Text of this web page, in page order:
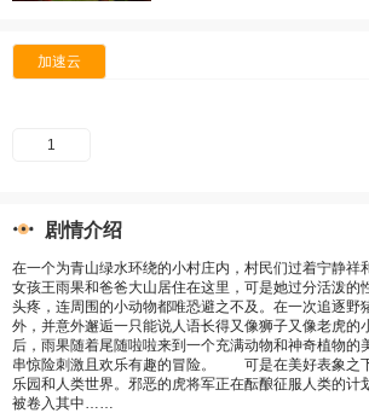
加速云
1
剧情介绍
在一个为青山绿水环绕的小村庄内，村民们过着宁静祥
女孩王雨果和爸爸大山居住在这里，可是她过分活泼的
头疼，连周围的小动物都唯恐避之不及。在一次追逐野
外，并意外邂逅一只能说人语长得又像狮子又像老虎
后，雨果随着尾随啦啦来到一个充满动物和神奇植物的
串惊险刺激且欢乐有趣的冒险。 可是在美好表象之
乐园和人类世界。邪恶的虎将军正在酝酿征服人类的计
被卷入其中……